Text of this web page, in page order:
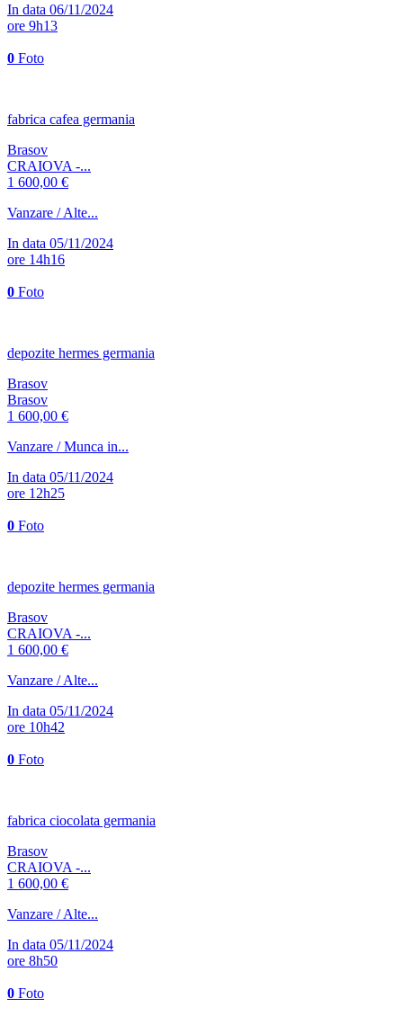
In data 06/11/2024
ore 9h13
0 Foto
fabrica cafea germania
Brasov
CRAIOVA -...
1 600,00 €
Vanzare / Alte...
In data 05/11/2024
ore 14h16
0 Foto
depozite hermes germania
Brasov
Brasov
1 600,00 €
Vanzare / Munca in...
In data 05/11/2024
ore 12h25
0 Foto
depozite hermes germania
Brasov
CRAIOVA -...
1 600,00 €
Vanzare / Alte...
In data 05/11/2024
ore 10h42
0 Foto
fabrica ciocolata germania
Brasov
CRAIOVA -...
1 600,00 €
Vanzare / Alte...
In data 05/11/2024
ore 8h50
0 Foto